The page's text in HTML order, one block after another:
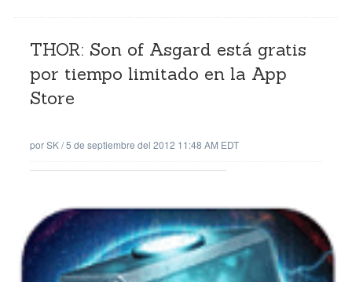
THOR: Son of Asgard está gratis
por tiempo limitado en la App
Store
porSK/5 de septiembre del 2012 11:48 AM EDT